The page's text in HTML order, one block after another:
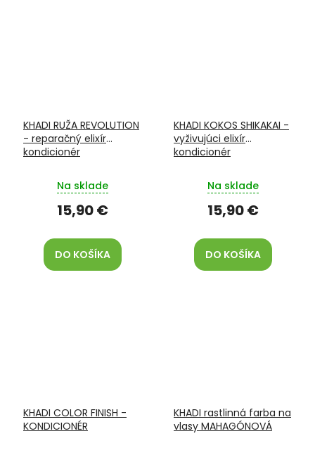
KHADI RUŽA REVOLUTION
- reparačný elixír
kondicionér
Na sklade
15,90 €
DO KOŠÍKA
KHADI KOKOS SHIKAKAI -
vyživujúci elixír
kondicionér
Na sklade
15,90 €
DO KOŠÍKA
KHADI COLOR FINISH -
KONDICIONÉR
KHADI rastlinná farba na
vlasy MAHAGÓNOVÁ